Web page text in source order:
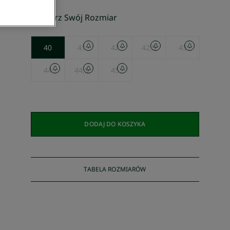
Wybierz Swój Rozmiar
40 41 42 42,5 43
44 44,5 45
DODAJ DO KOSZYKA
TABELA ROZMIARÓW